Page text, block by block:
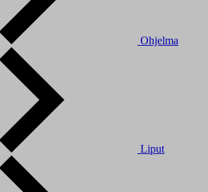
Ohjelma
Liput